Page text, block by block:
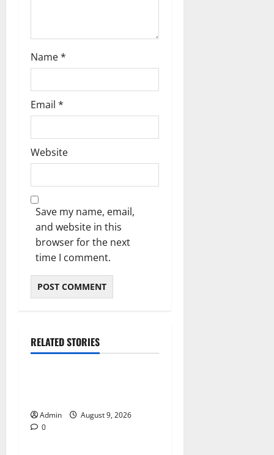
Name*
Email *
Website
Save my name, email,
and website in this
browser for the next
time I comment.
RELATED STORIES
Blog
Admin
August 9, 2026
0Blog